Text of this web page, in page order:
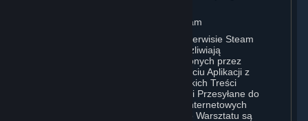
B. Treści Przesyłane do Warsztatu Steam
Niektóre gry lub aplikacje dostępne w serwisie Steam
(„Aplikacje z Obsługą Warsztatu”) umożliwiają
Użytkownikowi tworzenie Treści Tworzonych przez
Użytkownika na podstawie lub przy użyciu Aplikacji z
Obsługą Warsztatu oraz przesyłanie takich Treści
Tworzonych przez Użytkownika („Treści Przesyłane do
Warsztatu”) na jedną lub więcej stron internetowych
Warsztatu Steam. Treści Przesyłane do Warsztatu są